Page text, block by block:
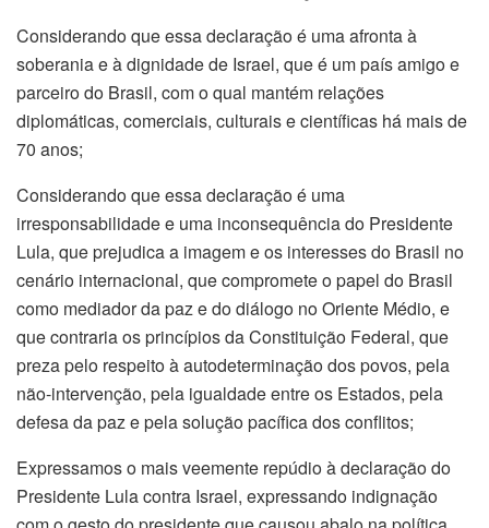
Considerando que essa declaração é uma afronta à
soberania e à dignidade de Israel, que é um país amigo e
parceiro do Brasil, com o qual mantém relações
diplomáticas, comerciais, culturais e científicas há mais de
70 anos;
Considerando que essa declaração é uma
irresponsabilidade e uma inconsequência do Presidente
Lula, que prejudica a imagem e os interesses do Brasil no
cenário internacional, que compromete o papel do Brasil
como mediador da paz e do diálogo no Oriente Médio, e
que contraria os princípios da Constituição Federal, que
preza pelo respeito à autodeterminação dos povos, pela
não-intervenção, pela igualdade entre os Estados, pela
defesa da paz e pela solução pacífica dos conflitos;
Expressamos o mais veemente repúdio à declaração do
Presidente Lula contra Israel, expressando indignação